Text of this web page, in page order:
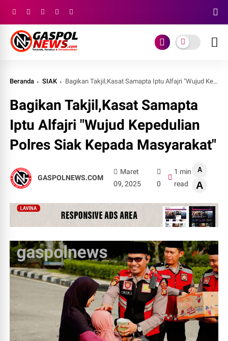
Beranda SIAK Bagikan Takjil,Kasat Samapta Iptu Alfajri "Wujud Kepedulian Polres Siak Kepada Masyarakat"
Bagikan Takjil,Kasat Samapta
Iptu Alfajri "Wujud Kepedulian
Polres Siak Kepada Masyarakat"
GASPOLNEWS.COM
Maret
09, 2025
0
1 min
read
A
A